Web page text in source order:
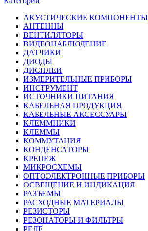
АКУСТИЧЕСКИЕ КОМПОНЕНТЫ
АНТЕННЫ
ВЕНТИЛЯТОРЫ
ВИДЕОНАБЛЮДЕНИЕ
ДАТЧИКИ
ДИОДЫ
ДИСПЛЕИ
ИЗМЕРИТЕЛЬНЫЕ ПРИБОРЫ
ИНСТРУМЕНТ
ИСТОЧНИКИ ПИТАНИЯ
КАБЕЛЬНАЯ ПРОДУКЦИЯ
КАБЕЛЬНЫЕ АКСЕССУАРЫ
КЛЕММНИКИ
КЛЕММЫ
КОММУТАЦИЯ
КОНДЕНСАТОРЫ
КРЕПЕЖ
МИКРОСХЕМЫ
ОПТОЭЛЕКТРОННЫЕ ПРИБОРЫ
ОСВЕЩЕНИЕ И ИНДИКАЦИЯ
РАЗЪЕМЫ
РАСХОДНЫЕ МАТЕРИАЛЫ
РЕЗИСТОРЫ
РЕЗОНАТОРЫ И ФИЛЬТРЫ
РЕЛЕ